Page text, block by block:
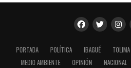
PORTADA POLÍTICA IBAGUÉ TOLIMA
MEDIO AMBIENTE
OPINIÓN NACIONAL